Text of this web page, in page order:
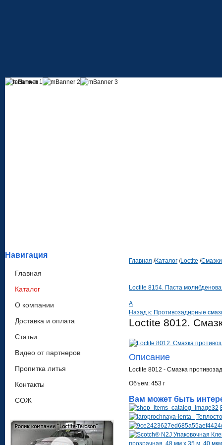
Навигация
Главная
Каталог
О компании
Доставка и оплата
Статьи
Видео от партнеров
Пропитка литья
Контакты
СОЖ
Главная /Каталог /Loctite /Смазки
Loctite 8154. Паста
A
Назад к: Противозадирные
Loctite 8012.
Описание
Loctite 8012 - Смазка
Объем: 453 г
Вам может быть
прозрачная, 48 мм х 35 м, 40 мкм